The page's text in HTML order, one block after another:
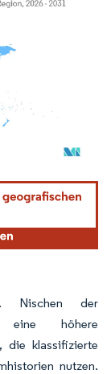
gemäß
Nischen der
eine höhere
die klassifizierte
nutzen.